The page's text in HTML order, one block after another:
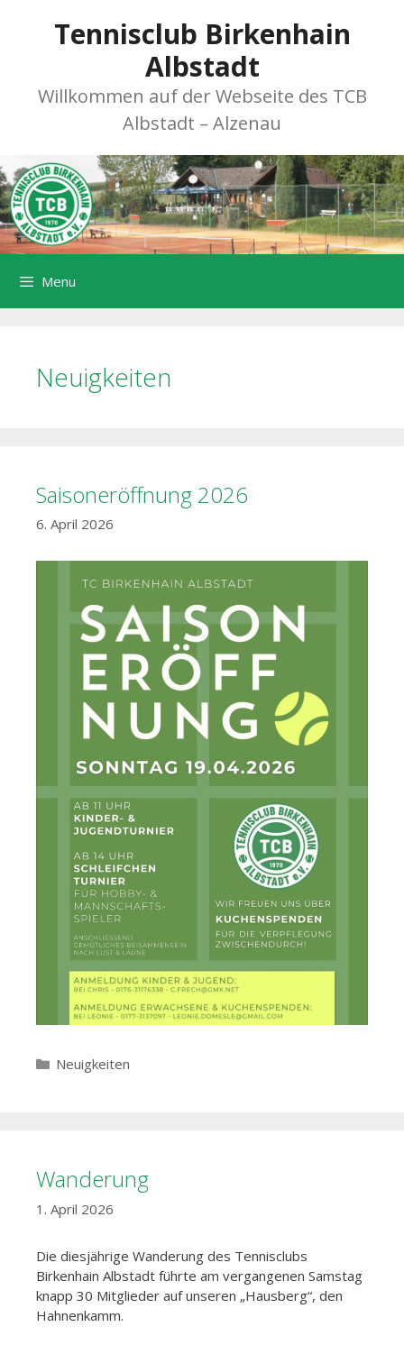
Tennisclub Birkenhain
Albstadt
Willkommen auf der Webseite des TCB
Albstadt – Alzenau
Menu
Neuigkeiten
Saisoneröffnung 2026
6. April 2026
Kategorien
Neuigkeiten
Wanderung
1. April 2026
Die diesjährige Wanderung des Tennisclubs
Birkenhain Albstadt führte am vergangenen Samstag
knapp 30 Mitglieder auf unseren „Hausberg“, den
Hahnenkamm.